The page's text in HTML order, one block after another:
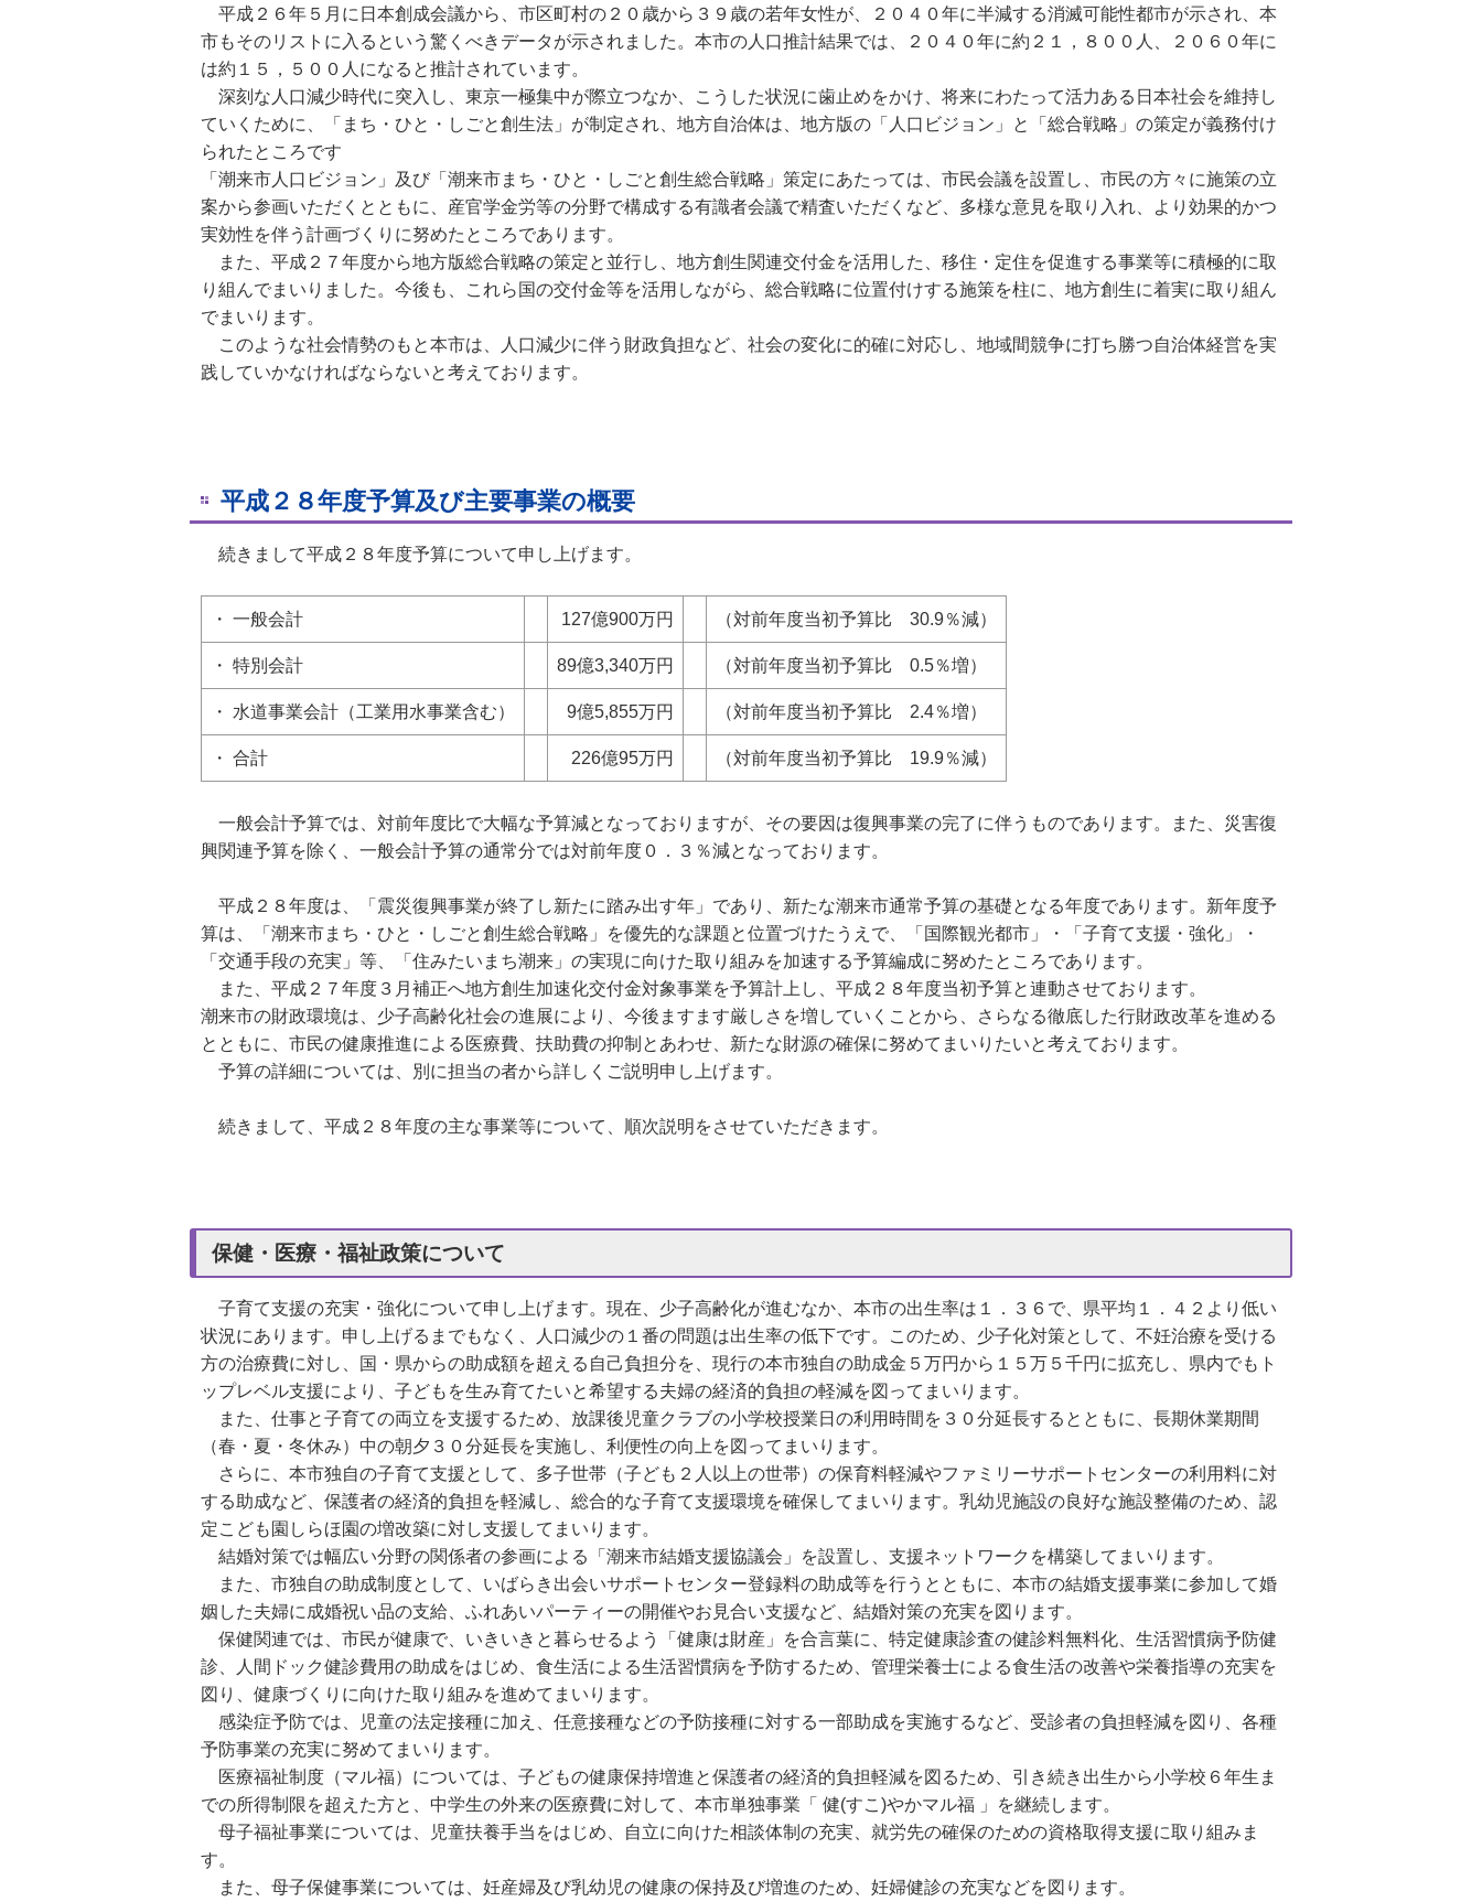
平成２６年５月に日本創成会議から、市区町村の２０歳から３９歳の若年女性が、２０４０年に半減する消滅可能性都市が示され、本
市もそのリストに入るという驚くべきデータが示されました。本市の人口推計結果では、２０４０年に約２１，８００人、２０６０年に
は約１５，５００人になると推計されています。
深刻な人口減少時代に突入し、東京一極集中が際立つなか、こうした状況に歯止めをかけ、将来にわたって活力ある日本社会を維持し
ていくために、「まち・ひと・しごと創生法」が制定され、地方自治体は、地方版の「人口ビジョン」と「総合戦略」の策定が義務付け
られたところです
「潮来市人口ビジョン」及び「潮来市まち・ひと・しごと創生総合戦略」策定にあたっては、市民会議を設置し、市民の方々に施策の立
案から参画いただくとともに、産官学金労等の分野で構成する有識者会議で精査いただくなど、多様な意見を取り入れ、より効果的かつ
実効性を伴う計画づくりに努めたところであります。
また、平成２７年度から地方版総合戦略の策定と並行し、地方創生関連交付金を活用した、移住・定住を促進する事業等に積極的に取
り組んでまいりました。今後も、これら国の交付金等を活用しながら、総合戦略に位置付けする施策を柱に、地方創生に着実に取り組ん
でまいります。
このような社会情勢のもと本市は、人口減少に伴う財政負担など、社会の変化に的確に対応し、地域間競争に打ち勝つ自治体経営を実
践していかなければならないと考えております。
平成２８年度予算及び主要事業の概要
続きまして平成２８年度予算について申し上げます。
・ 一般会計 127億900万円 （対前年度当初予算比 30.9％減）
・ 特別会計 89億3,340万円 （対前年度当初予算比 0.5％増）
・ 水道事業会計（工業用水事業含む） 9億5,855万円 （対前年度当初予算比 2.4％増）
・ 合計 226億95万円 （対前年度当初予算比 19.9％減）
一般会計予算では、対前年度比で大幅な予算減となっておりますが、その要因は復興事業の完了に伴うものであります。また、災害復
興関連予算を除く、一般会計予算の通常分では対前年度０．３％減となっております。
平成２８年度は、「震災復興事業が終了し新たに踏み出す年」であり、新たな潮来市通常予算の基礎となる年度であります。新年度予
算は、「潮来市まち・ひと・しごと創生総合戦略」を優先的な課題と位置づけたうえで、「国際観光都市」・「子育て支援・強化」・
「交通手段の充実」等、「住みたいまち潮来」の実現に向けた取り組みを加速する予算編成に努めたところであります。
また、平成２７年度３月補正へ地方創生加速化交付金対象事業を予算計上し、平成２８年度当初予算と連動させております。
潮来市の財政環境は、少子高齢化社会の進展により、今後ますます厳しさを増していくことから、さらなる徹底した行財政改革を進める
とともに、市民の健康推進による医療費、扶助費の抑制とあわせ、新たな財源の確保に努めてまいりたいと考えております。
予算の詳細については、別に担当の者から詳しくご説明申し上げます。
続きまして、平成２８年度の主な事業等について、順次説明をさせていただきます。
保健・医療・福祉政策について
子育て支援の充実・強化について申し上げます。現在、少子高齢化が進むなか、本市の出生率は１．３６で、県平均１．４２より低い
状況にあります。申し上げるまでもなく、人口減少の１番の問題は出生率の低下です。このため、少子化対策として、不妊治療を受ける
方の治療費に対し、国・県からの助成額を超える自己負担分を、現行の本市独自の助成金５万円から１５万５千円に拡充し、県内でもト
ップレベル支援により、子どもを生み育てたいと希望する夫婦の経済的負担の軽減を図ってまいります。
また、仕事と子育ての両立を支援するため、放課後児童クラブの小学校授業日の利用時間を３０分延長するとともに、長期休業期間
（春・夏・冬休み）中の朝夕３０分延長を実施し、利便性の向上を図ってまいります。
さらに、本市独自の子育て支援として、多子世帯（子ども２人以上の世帯）の保育料軽減やファミリーサポートセンターの利用料に対
する助成など、保護者の経済的負担を軽減し、総合的な子育て支援環境を確保してまいります。乳幼児施設の良好な施設整備のため、認
定こども園しらほ園の増改築に対し支援してまいります。
結婚対策では幅広い分野の関係者の参画による「潮来市結婚支援協議会」を設置し、支援ネットワークを構築してまいります。
また、市独自の助成制度として、いばらき出会いサポートセンター登録料の助成等を行うとともに、本市の結婚支援事業に参加して婚
姻した夫婦に成婚祝い品の支給、ふれあいパーティーの開催やお見合い支援など、結婚対策の充実を図ります。
保健関連では、市民が健康で、いきいきと暮らせるよう「健康は財産」を合言葉に、特定健康診査の健診料無料化、生活習慣病予防健
診、人間ドック健診費用の助成をはじめ、食生活による生活習慣病を予防するため、管理栄養士による食生活の改善や栄養指導の充実を
図り、健康づくりに向けた取り組みを進めてまいります。
感染症予防では、児童の法定接種に加え、任意接種などの予防接種に対する一部助成を実施するなど、受診者の負担軽減を図り、各種
予防事業の充実に努めてまいります。
医療福祉制度（マル福）については、子どもの健康保持増進と保護者の経済的負担軽減を図るため、引き続き出生から小学校６年生ま
での所得制限を超えた方と、中学生の外来の医療費に対して、本市単独事業「 健(すこ)やかマル福 」を継続します。
母子福祉事業については、児童扶養手当をはじめ、自立に向けた相談体制の充実、就労先の確保のための資格取得支援に取り組みま
す。
また、母子保健事業については、妊産婦及び乳幼児の健康の保持及び増進のため、妊婦健診の充実などを図ります。